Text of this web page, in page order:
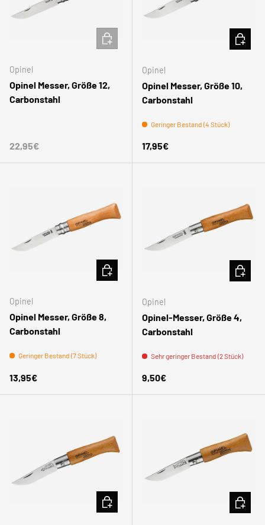
Opinel
Opinel Messer, Größe 12,
Carbonstahl
Normaler Preis
22,95€
IN DEN WARENKORB
Opinel
Opinel Messer, Größe 10,
Carbonstahl
Geringer Bestand (4 Stück)
Normaler Preis
17,95€
IN DEN
Opinel
Opinel Messer, Größe 8,
Carbonstahl
Geringer Bestand (7 Stück)
Normaler Preis
13,95€
IN DEN WARENKORB
Opinel
Opinel-Messer, Größe 4,
Carbonstahl
Sehr geringer Bestand (2 Stück)
Normaler Preis
9,50€
IN DEN
IN DEN WARENKORB IN DEN